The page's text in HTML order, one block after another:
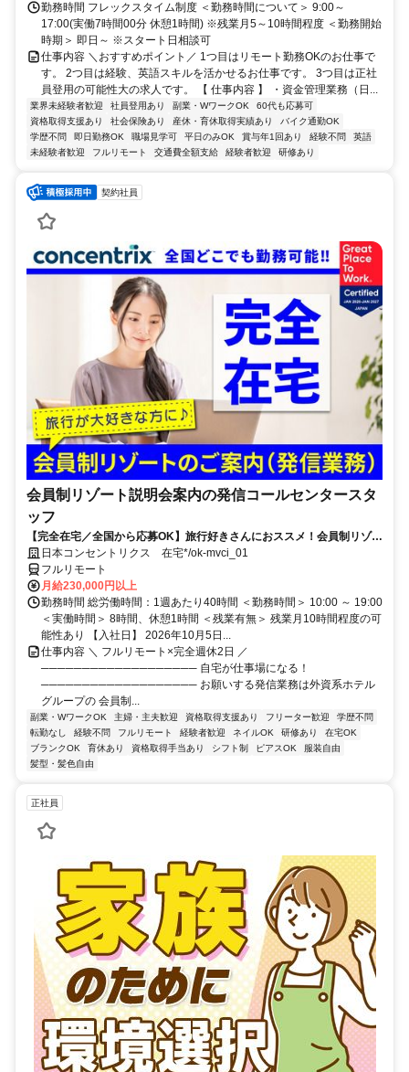
勤務時間 フレックスタイム制度 ＜勤務時間について＞ 9:00～
17:00(実働7時間00分 休憩1時間) ※残業月5～10時間程度 ＜勤務開始
時期＞ 即日～ ※スタート日相談可
仕事内容 ＼おすすめポイント／ 1つ目はリモート勤務OKのお仕事で
す。 2つ目は経験、英語スキルを活かせるお仕事です。 3つ目は正社
員登用の可能性大の求人です。 【 仕事内容 】 ・資金管理業務（日...
業界未経験者歓迎 社員登用あり 副業・WワークOK
60代も応募可
資格取得支援あり
社会保険あり 産休・育休取得実績あり
バイク通勤OK
学歴不問
即日勤務OK 職場見学可 平日のみOK 賞与年1回あり 経験不問
英語
未経験者歓迎
フルリモート 交通費全額支給 経験者歓迎 研修あり
契約社員
会員制リゾート説明会案内の発信コールセンタースタ
ッフ
【完全在宅／全国から応募OK】旅行好きさんにおススメ！会員制リゾー
トのご案内×テレワーク・リモートワーク◎月収34万円以上も可能！
日本コンセントリクス 在宅*/ok-mvci_01
フルリモート
月給230,000円以上
勤務時間 総労働時間：1週あたり40時間 ＜勤務時間＞ 10:00 ～ 19:00
＜実働時間＞ 8時間、休憩1時間 ＜残業有無＞ 残業月10時間程度の可
能性あり 【入社日】 2026年10月5日...
仕事内容 ＼ フルリモート×完全週休2日 ／
─────────────────── 自宅が仕事場になる！
─────────────────── お願いする発信業務は外資系ホテル
グループの 会員制...
副業・WワークOK 主婦・主夫歓迎 資格取得支援あり フリーター歓迎
学歴不問
転勤なし
経験不問 フルリモート 経験者歓迎 ネイルOK 研修あり
在宅OK
ブランクOK
育休あり 資格取得手当あり シフト制 ピアスOK
服装自由
髪型・髪色自由
正社員